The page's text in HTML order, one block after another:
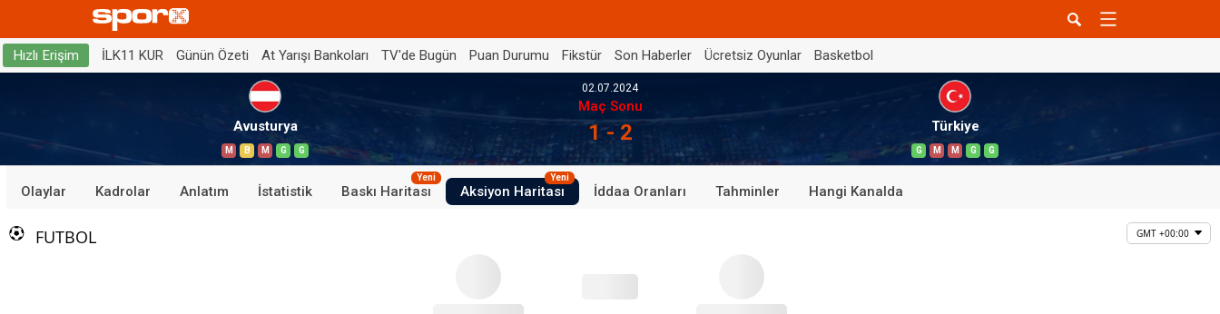
Hızlı Erişim İLK11 KUR Günün Özeti At Yarışı Bankoları TV'de Bugün Puan Durumu Fikstür Son Haberler Ücretsiz Oyunlar Basketbol
Avusturya
M B M G G
02.07.2024
Maç Sonu
1 - 2 Türkiye
G M M G G
Olaylar Kadrolar Anlatım İstatistik Baskı Haritası
Yeni
Aksiyon Haritası
Yeni
İddaa Oranları Tahminler Hangi Kanalda
FUTBOL GMT +00:00